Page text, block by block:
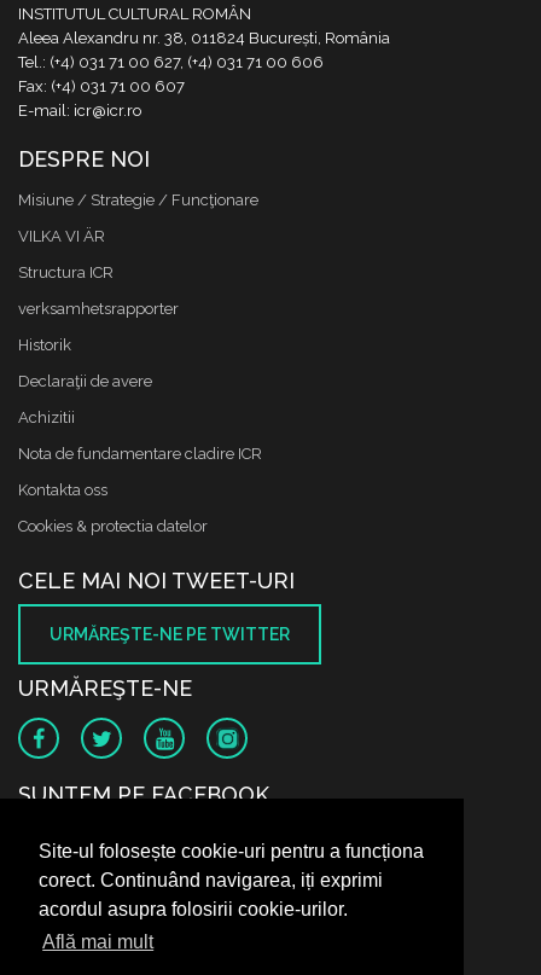
Site-ul folosește cookie-uri pentru a funcționa
corect. Continuând navigarea, iți exprimi
acordul asupra folosirii cookie-urilor.
Află mai mult
INSTITUTUL CULTURAL ROMÂN
Aleea Alexandru nr. 38, 011824 București, România
Tel.: (+4) 031 71 00 627, (+4) 031 71 00 606
Fax: (+4) 031 71 00 607
E-mail: icr@icr.ro
DESPRE NOI
Misiune / Strategie / Funcţionare
VILKA VI ÄR
Structura ICR
verksamhetsrapporter
Historik
Declaraţii de avere
Achizitii
Nota de fundamentare cladire ICR
Kontakta oss
Cookies & protectia datelor
CELE MAI NOI TWEET-URI
URMĂREŞTE-NE PE TWITTER
URMĂREŞTE-NE
SUNTEM PE FACEBOOK